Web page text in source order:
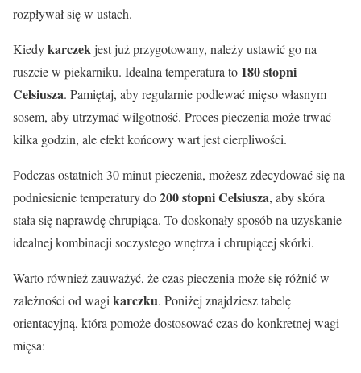
rozpływał się w ustach.
Kiedykarczekjest już przygotowany, należy ustawić go na
ruszcie w piekarniku. Idealna temperatura to 180 stopni
Celsiusza. Pamiętaj, aby regularnie podlewać mięso własnym
sosem, aby utrzymać wilgotność. Proces pieczenia może trwać
kilka godzin, ale efekt końcowy wart jest cierpliwości.
Podczas ostatnich 30 minut pieczenia, możesz zdecydować się na
podniesienie temperatury do200 stopni Celsiusza, aby skóra
stała się naprawdę chrupiąca. To doskonały sposób na uzyskanie
idealnej kombinacji soczystego wnętrza i chrupiącej skórki.
Warto również zauważyć, że czas pieczenia może się różnić w
zależności od wagi karczku. Poniżej znajdziesz tabelę
orientacyjną, która pomoże dostosować czas do konkretnej wagi
mięsa: